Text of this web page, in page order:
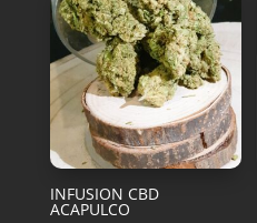
INFUSION CBD
ACAPULCO